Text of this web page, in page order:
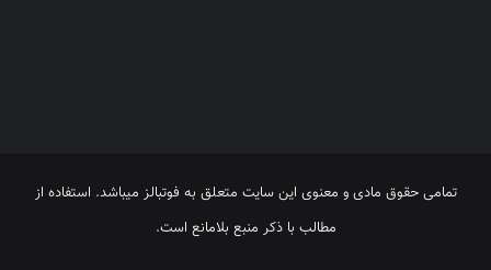
تمامی حقوق مادی و معنوی این سایت متعلق به فوتبالز میباشد. استفاده از
مطالب با ذکر منبع بلامانع است.